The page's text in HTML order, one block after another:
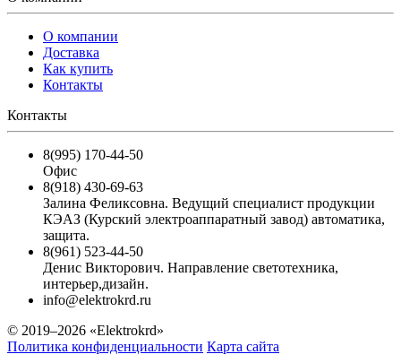
О компании
Доставка
Как купить
Контакты
Контакты
8(995) 170-44-50
Офис
8(918) 430-69-63
Залина Феликсовна. Ведущий специалист продукции
КЭАЗ (Курский электроаппаратный завод) автоматика,
защита.
8(961) 523-44-50
Денис Викторович. Направление светотехника,
интерьер,дизайн.
info@elektrokrd.ru
© 2019–2026 «Elektrokrd»
Политика конфиденциальности Карта сайта